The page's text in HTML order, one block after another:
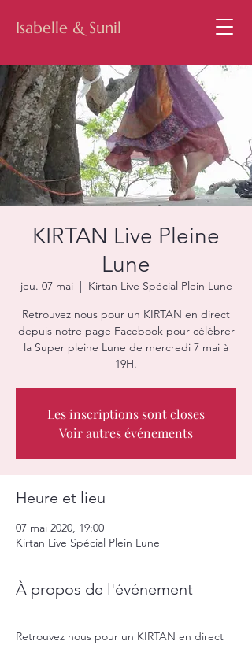
Isabelle & Sunil
KIRTAN Live Pleine
Lune
jeu. 07 mai
  |
Kirtan Live Spécial Plein Lune
Retrouvez nous pour un KIRTAN en direct
depuis notre page Facebook pour célébrer
la Super pleine Lune de mercredi 7 mai à
19H.
Les inscriptions sont closes
Voir autres événements
Heure et lieu
07 mai 2020, 19:00
Kirtan Live Spécial Plein Lune
À propos de l'événement
Retrouvez nous pour un KIRTAN en direct